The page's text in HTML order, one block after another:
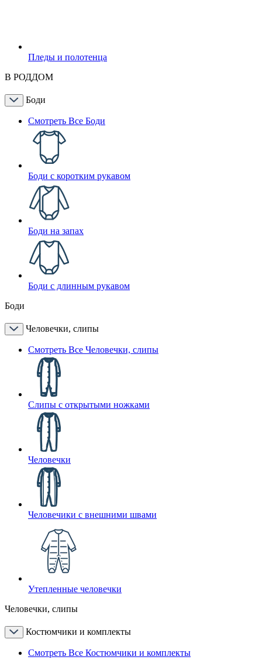
Пледы и полотенца
В РОДДОМ
Боди
Смотреть Все Боди
Боди с коротким рукавом
Боди на запах
Боди с длинным рукавом
Боди
Человечки, слипы
Смотреть Все Человечки, слипы
Слипы с открытыми ножками
Человечки
Человечики с внешними швами
Утепленные человечки
Человечки, слипы
Костюмчики и комплекты
Смотреть Все Костюмчики и комплекты